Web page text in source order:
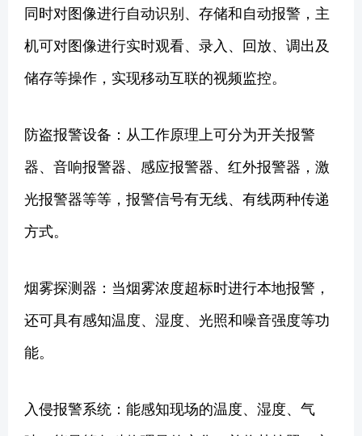
同时对图像进行自动识别、存储和自动报警，主
机可对图像进行实时观看、录入、回放、调出及
储存等操作，实现移动互联的视频监控。
防盗报警设备：从工作原理上可分为开关报警
器、音响报警器、感应报警器、红外报警器，激
光报警器等等，报警信号有无线、有线两种传递
方式。
烟雾探测器：当烟雾浓度超标时进行本地报警，
还可具有感知温度、湿度、光照和噪音强度等功
能。
入侵报警系统：能感知现场的温度、湿度、气